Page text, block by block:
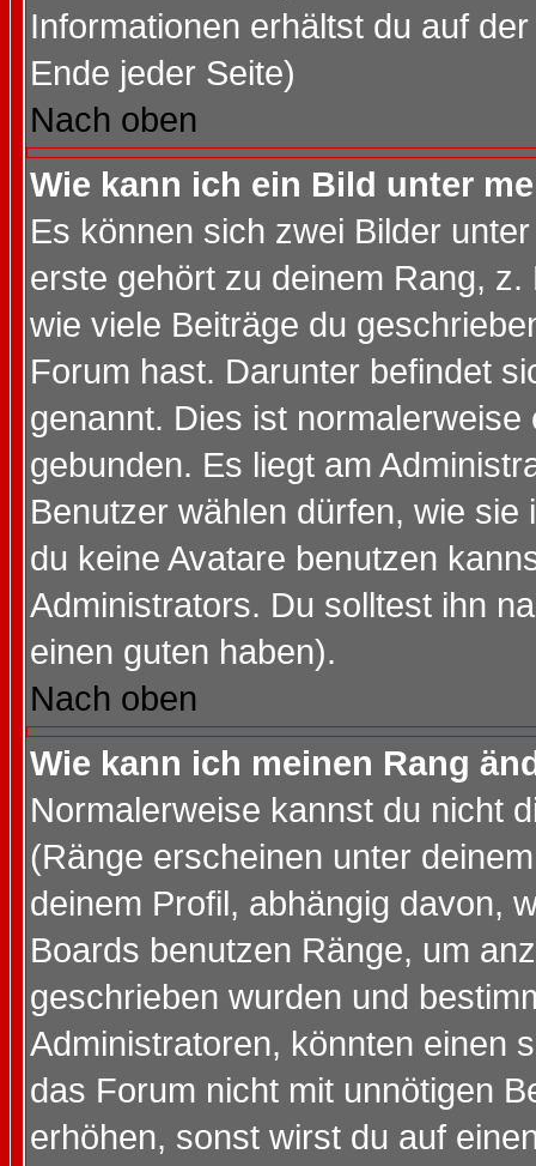
Informationen erhältst du auf
Ende jeder Seite)
Nach oben
Wie kann ich ein Bild unter
Es können sich zwei Bilder
erste gehört zu deinem Rang,
wie viele Beiträge du
Forum hast. Darunter befindet
genannt. Dies ist
gebunden. Es liegt am
Benutzer wählen dürfen, wie
du keine Avatare benutzen
Administrators. Du solltest ihn
einen guten haben).
Nach oben
Wie kann ich meinen Rang
Normalerweise kannst du nicht
(Ränge erscheinen unter
deinem Profil, abhängig davon,
Boards benutzen Ränge, um
geschrieben wurden und
Administratoren, könnten einen
das Forum nicht mit unnötigen
erhöhen, sonst wirst du auf